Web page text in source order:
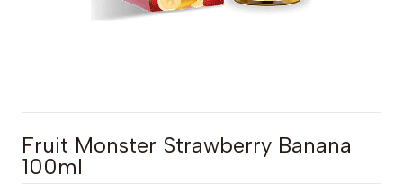
Fruit Monster Strawberry Banana
100ml